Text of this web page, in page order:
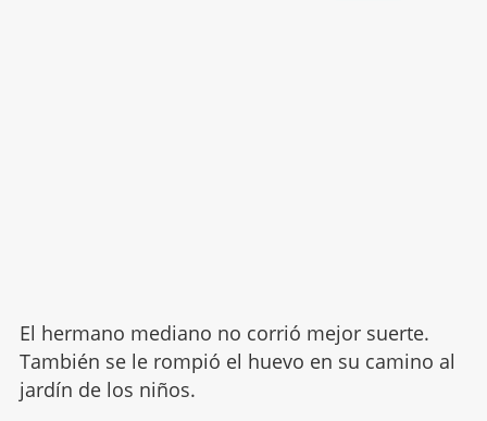
El hermano mediano no corrió mejor suerte.
También se le rompió el huevo en su camino al
jardín de los niños.